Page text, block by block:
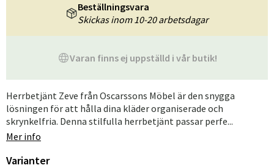
Varan finns ej uppställd i vår butik!
Beställningsvara
Skickas inom 10-20 arbetsdagar
Herrbetjänt Zeve från Oscarssons Möbel är den snygga
lösningen för att hålla dina kläder organiserade och
skrynkelfria. Denna stilfulla herrbetjänt passar perfe...
Mer info
Varianter